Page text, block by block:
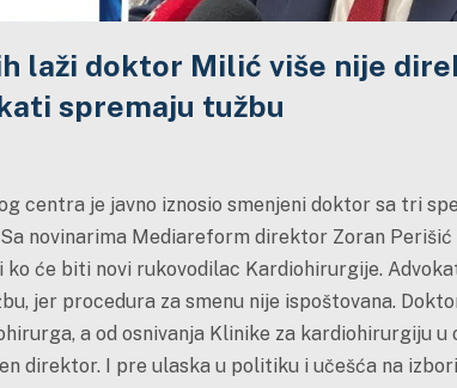
laži doktor Milić više nije
spremaju tužbu
centra je javno iznosio smenjeni doktor sa tri
novinarima Mediareform direktor Zoran Perišić
ko će biti novi rukovodilac Kardiohirurgije.
jer procedura za smenu nije ispoštovana.
a od osnivanja Klinike za kardiohirurgiju
direktor. I pre ulaska u politiku i učešća na